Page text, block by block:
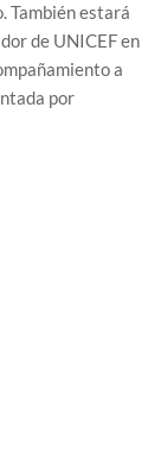
También estará
de UNICEF en
a
por